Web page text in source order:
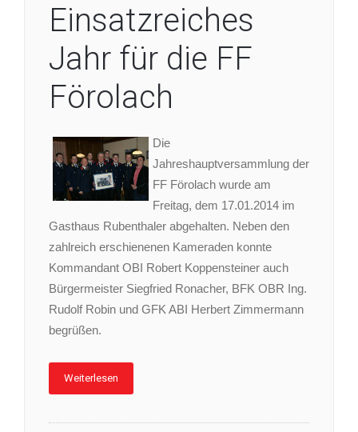
Einsatzreiches
Jahr für die FF
Förolach
Die
Jahreshauptversammlung der
FF Förolach wurde am
Freitag, dem 17.01.2014 im
Gasthaus Rubenthaler abgehalten. Neben den
zahlreich erschienenen Kameraden konnte
Kommandant OBI Robert Koppensteiner auch
Bürgermeister Siegfried Ronacher, BFK OBR Ing.
Rudolf Robin und GFK ABI Herbert Zimmermann
begrüßen.
Weiterlesen